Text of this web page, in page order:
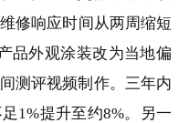
修响应时间从两周缩短
品外观涂装改为当地偏
测评视频制作。三年内
1%提升至约8%。另一